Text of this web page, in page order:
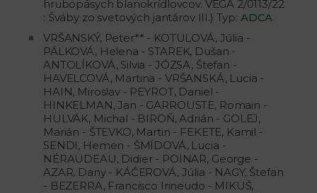
hrubopásych blanokrídlovcov. VEGA 2/0113/22
: Šváby zo svetových jantárov III.) Typ: ADCA
VRŠANSKÝ, Peter** - KOTULOVÁ, Júlia -
PÁLKOVÁ, Helena - STAREK, Dušan -
ANTOLÍKOVÁ, Silvia - JÓZSA, Štefan -
HAVELCOVÁ, Martina - VRŠANSKÁ, Lucia -
HAIN, Miroslav - PEYROT, Daniel -
HINKELMAN, Jan - GARROUSTE, Romain -
HULVÁK, Michal - BIROŇ, Adrián - GOLEJ,
Marián - ŠTEVKO, Martin - FEKETE, Kamil -
SENDI, Hemen - ŠMÍDOVÁ, Lucia -
NÉRAUDEAU, Didier - POINAR, George -
AZAR, Dany - KÁČEROVÁ, Júlia - NAGY, Štefan
- BEZERRA, Francisco Irineudo - MIKUŠ,